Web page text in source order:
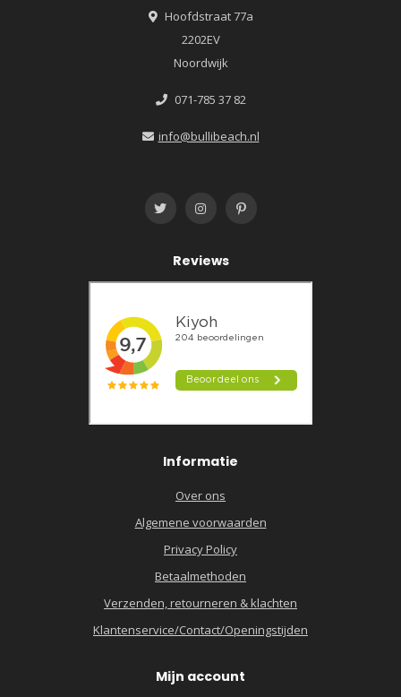
Hoofdstraat 77a
2202EV
Noordwijk
071-785 37 82
info@bullibeach.nl
Reviews
Informatie
Over ons
Algemene voorwaarden
Privacy Policy
Betaalmethoden
Verzenden, retourneren & klachten
Klantenservice/Contact/Openingstijden
Mijn account